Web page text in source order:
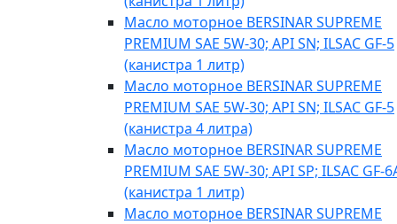
Масло моторное BERSINAR SUPREME
PREMIUM SAE 5W-30; API SN; ILSAC GF-5
(канистра 1 литр)
Масло моторное BERSINAR SUPREME
PREMIUM SAE 5W-30; API SN; ILSAC GF-5
(канистра 4 литра)
Масло моторное BERSINAR SUPREME
PREMIUM SAE 5W-30; API SP; ILSAC GF-
(канистра 1 литр)
Масло моторное BERSINAR SUPREME